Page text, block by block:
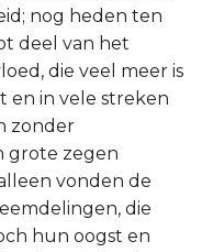
nog heden ten
deel van het
die veel meer is
en in vele streken
zonder
grote zegen
vonden de
die
hun oogst en